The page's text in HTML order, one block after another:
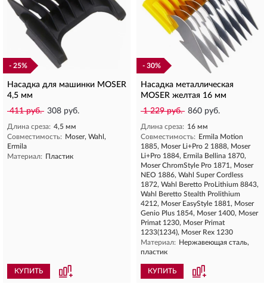
- 25%
Насадка для машинки MOSER
4,5 мм
411 руб. 308 руб.
Длина среза: 4,5 мм
Совместимость: Moser, Wahl,
Ermila
Материал: Пластик
КУПИТЬ
- 30%
Насадка металлическая
MOSER желтая 16 мм
1 229 руб. 860 руб.
Длина среза: 16 мм
Совместимость: Ermila Motion
1885, Moser Li+Pro 2 1888, Moser
Li+Pro 1884, Ermila Bellina 1870,
Moser ChromStyle Pro 1871, Moser
NEO 1886, Wahl Super Cordless
1872, Wahl Beretto ProLithium 8843,
Wahl Beretto Stealth Prolithium
4212, Moser EasyStyle 1881, Moser
Genio Plus 1854, Moser 1400, Moser
Primat 1230, Moser Primat
1233(1234), Moser Rex 1230
Материал: Нержавеющая сталь,
пластик
КУПИТЬ